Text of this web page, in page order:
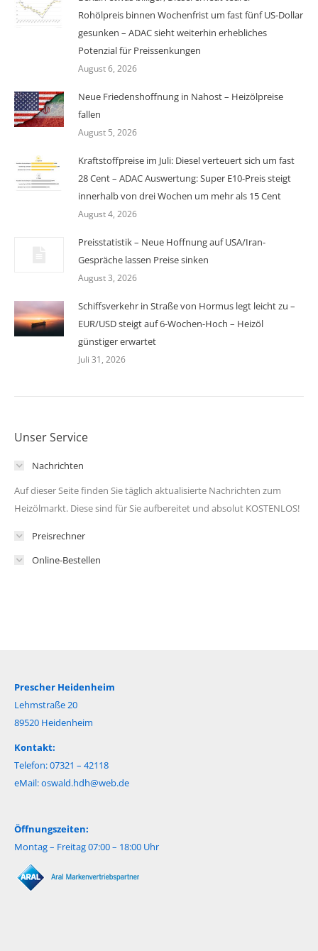
Rohölpreis binnen Wochenfrist um fast fünf US-Dollar
gesunken – ADAC sieht weiterhin erhebliches
Potenzial für Preissenkungen
August 6, 2026
Neue Friedenshoffnung in Nahost – Heizölpreise
fallen
August 5, 2026
Kraftstoffpreise im Juli: Diesel verteuert sich um fast
28 Cent – ADAC Auswertung: Super E10-Preis steigt
innerhalb von drei Wochen um mehr als 15 Cent
August 4, 2026
Preisstatistik – Neue Hoffnung auf USA/Iran-
Gespräche lassen Preise sinken
August 3, 2026
Schiffsverkehr in Straße von Hormus legt leicht zu –
EUR/USD steigt auf 6-Wochen-Hoch – Heizöl
günstiger erwartet
Juli 31, 2026
Unser Service
Nachrichten
Auf dieser Seite finden Sie täglich aktualisierte Nachrichten zum
Heizölmarkt. Diese sind für Sie aufbereitet und absolut KOSTENLOS!
Preisrechner
Online-Bestellen
Prescher Heidenheim
Lehmstraße 20
89520 Heidenheim
Kontakt:
Telefon: 07321 – 42118
eMail:oswald.hdh@web.de
Öffnungszeiten:
Montag – Freitag 07:00 – 18:00 Uhr